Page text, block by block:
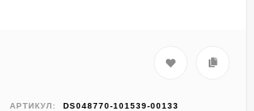
АРТИКУЛ: DS048770-101539-00133